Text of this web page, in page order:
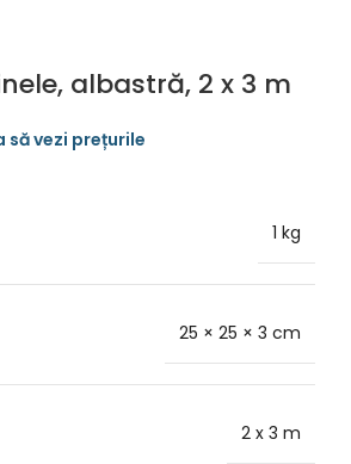
albastră, 2 x 3 m
1 kg
25 × 25 × 3 cm
2 x 3 m